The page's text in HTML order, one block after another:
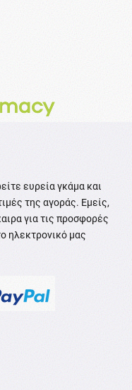
ευρεία γκάμα και
της αγοράς. Εμείς,
για τις προσφορές
ηλεκτρονικό μας